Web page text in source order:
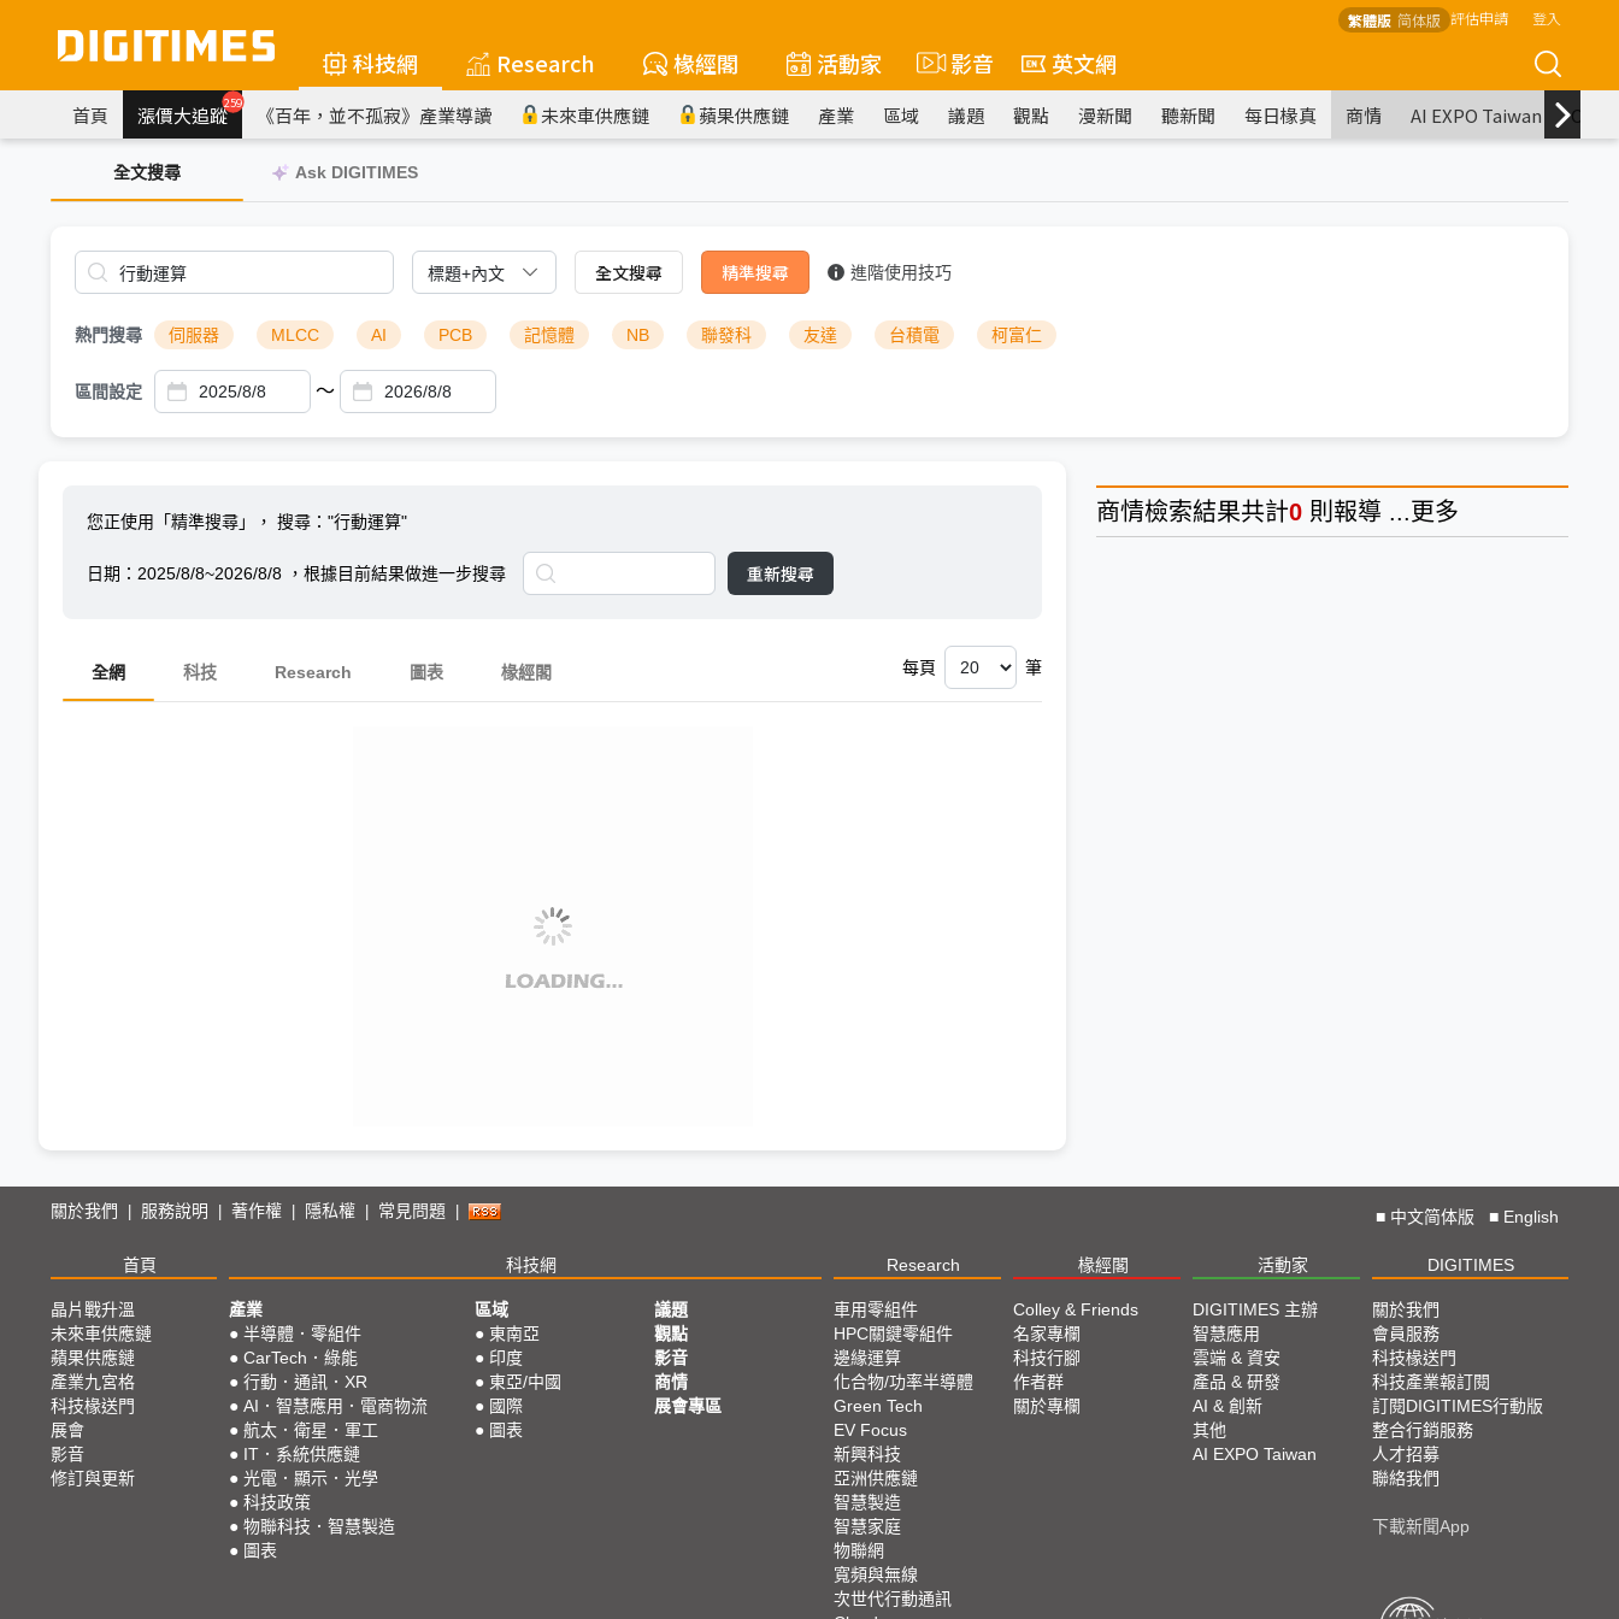
繁體版 简体版 評估申請 登入
科技網 Research 椽經閣 活動家 影音 英文網
首頁 漲價大追蹤259 《百年，並不孤寂》產業導讀 未來車供應鏈 蘋果供應鏈 產業 區域 議題 觀點 漫新聞 聽新聞 每日椽真 商情 AI EXPO Taiwan
全文搜尋 Ask DIGITIMES
全文搜尋 精準搜尋 進階使用技巧
熱門搜尋 伺服器 MLCC AI PCB 記憶體 NB 聯發科 友達 台積電 柯富仁
區間設定 ～
您正使用「精準搜尋」， 搜尋："行動運算"
日期： 2025/8/8~2026/8/8 ，根據目前結果做進一步搜尋 重新搜尋
全網 科技 Research 圖表 椽經閣 每頁 筆
商情檢索結果共計0 則報導 ... 更多
關於我們 服務說明 著作權 隱私權 常見問題 ■ 中文简体版 ■ English
首頁 科技網 Research 椽經閣 活動家 DIGITIMES
晶片戰升溫
未來車供應鏈
蘋果供應鏈
產業九宮格
科技椽送門
展會
影音
修訂與更新
產業
● 半導體．零組件
● CarTech．綠能
● 行動．通訊．XR
● AI．智慧應用．電商物流
● 航太．衛星．軍工
● IT．系統供應鏈
● 光電．顯示．光學
● 科技政策
● 物聯科技．智慧製造
● 圖表
區域
● 東南亞
● 印度
● 東亞/中國
● 國際
● 圖表
議題
觀點
影音
商情
展會專區
車用零組件
HPC關鍵零組件
邊緣運算
化合物/功率半導體
Green Tech
EV Focus
新興科技
亞洲供應鏈
智慧製造
智慧家庭
物聯網
寬頻與無線
次世代行動通訊
Colley & Friends
名家專欄
科技行腳
作者群
關於專欄
DIGITIMES 主辦
智慧應用
雲端 & 資安
產品 & 研發
AI & 創新
其他
AI EXPO Taiwan
關於我們
會員服務
科技椽送門
科技產業報訂閱
訂閱DIGITIMES行動版
整合行銷服務
人才招募
聯絡我們
下載新聞App